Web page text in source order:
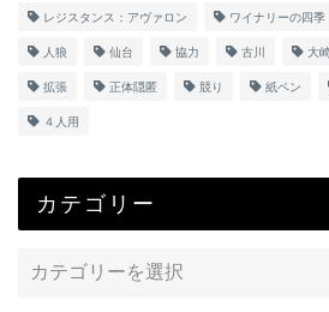
レジスタンス：アヴァロン ワイナリーの四季
人狼 仙台 協力 古川 大
拡張 正体隠匿 競り 紙ペン
４人用
カテゴリー